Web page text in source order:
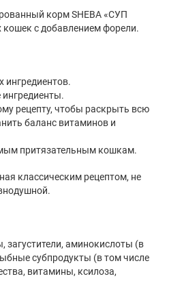
корм SHEBA «СУП
с добавлением форели.
ингредиентов.
рецепту, чтобы раскрыть всю
баланс витаминов и
притязательным кошкам.
классическим рецептом, не
загустители, аминокислоты (в
субпродукты (в том числе
витамины, ксилоза,